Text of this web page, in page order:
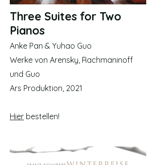
Three Suites for Two
Pianos
Anke Pan & Yuhao Guo
Werke von Arensky, Rachmaninoff
und Guo
Ars Produktion, 2021
Hier bestellen!